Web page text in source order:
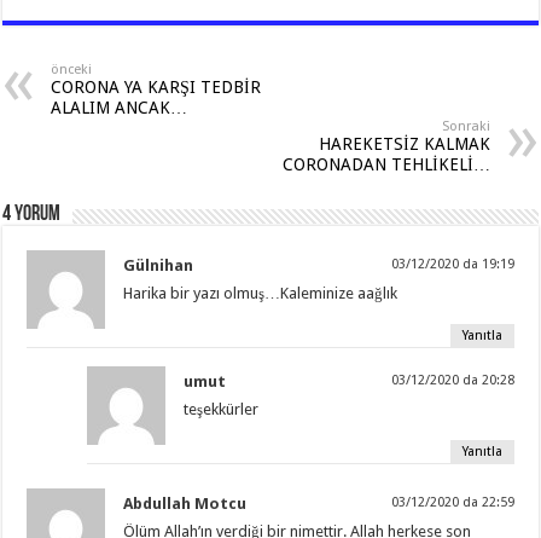
at
sA
p
e
o
e
a
tt
er
ar
önceki
CORONA YA KARŞI TEDBİR
ALALIM ANCAK…
Sonraki
HAREKETSİZ KALMAK
CORONADAN TEHLİKELİ…
4 Yorum
Gülnihan 03/12/2020 da 19:19
Harika bir yazı olmuş…Kaleminize aağlık
Yanıtla
umut 03/12/2020 da 20:28
teşekkürler
Yanıtla
Abdullah Motcu 03/12/2020 da 22:59
Ölüm Allah’ın verdiği bir nimettir. Allah herkese son